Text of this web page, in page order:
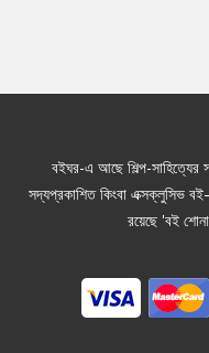
বইঘর-এ আছে শিল্প-সাহিত্যের
সদ্যপ্রকাশিত কিংবা এক্সক্লুসিভ
রয়েছে 'বই